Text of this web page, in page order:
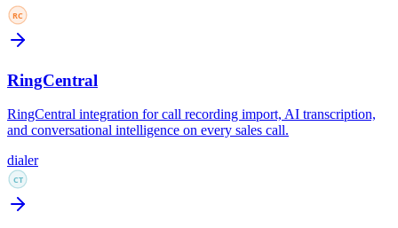
RingCentral
RingCentral integration for call recording import, AI transcription,
and conversational intelligence on every sales call.
dialer